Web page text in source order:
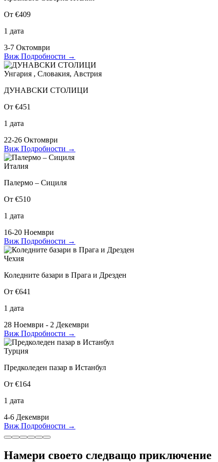
От €409
1 дата
3-7 Октомври
Виж Подробности →
Унгария , Словакия, Австрия
ДУНАВСКИ СТОЛИЦИ
От €451
1 дата
22-26 Октомври
Виж Подробности →
Италия
Палермо – Сициля
От €510
1 дата
16-20 Ноември
Виж Подробности →
Чехия
Коледните базари в Прага и Дрезден
От €641
1 дата
28 Ноември - 2 Декември
Виж Подробности →
Турция
Предколеден пазар в Истанбул
От €164
1 дата
4-6 Декември
Виж Подробности →
Намери своето следващо приключение